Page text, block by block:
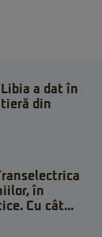
a dat în
din
în
Cu cât...